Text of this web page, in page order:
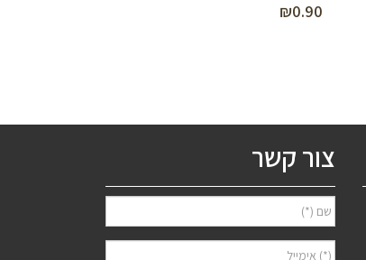
₪0.90
צור קשר